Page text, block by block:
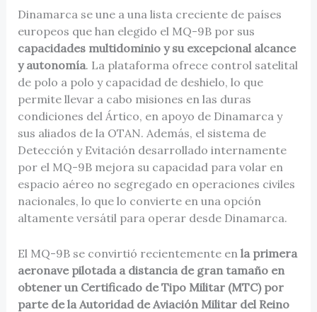
Dinamarca se une a una lista creciente de países
europeos que han elegido el MQ-9B por sus
capacidades multidominio y su excepcional alcance
y autonomía. La plataforma ofrece control satelital
de polo a polo y capacidad de deshielo, lo que
permite llevar a cabo misiones en las duras
condiciones del Ártico, en apoyo de Dinamarca y
sus aliados de la OTAN. Además, el sistema de
Detección y Evitación desarrollado internamente
por el MQ-9B mejora su capacidad para volar en
espacio aéreo no segregado en operaciones civiles
nacionales, lo que lo convierte en una opción
altamente versátil para operar desde Dinamarca.
El MQ-9B se convirtió recientemente en la primera
aeronave pilotada a distancia de gran tamaño en
obtener un Certificado de Tipo Militar (MTC) por
parte de la Autoridad de Aviación Militar del Reino